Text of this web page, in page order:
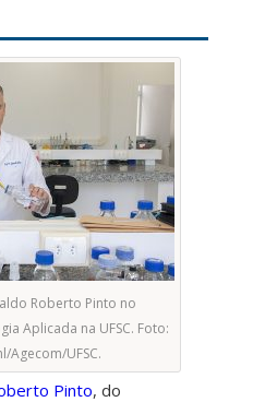
Roberto Pinto no
Aplicada na UFSC. Foto:
Agecom/UFSC.
Pinto, do